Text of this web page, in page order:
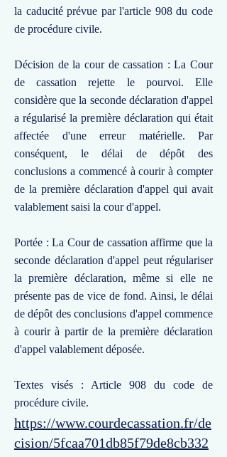
la caducité prévue par l'article 908 du code
de procédure civile.
Décision de la cour de cassation : La Cour
de cassation rejette le pourvoi. Elle
considère que la seconde déclaration d'appel
a régularisé la première déclaration qui était
affectée d'une erreur matérielle. Par
conséquent, le délai de dépôt des
conclusions a commencé à courir à compter
de la première déclaration d'appel qui avait
valablement saisi la cour d'appel.
Portée : La Cour de cassation affirme que la
seconde déclaration d'appel peut régulariser
la première déclaration, même si elle ne
présente pas de vice de fond. Ainsi, le délai
de dépôt des conclusions d'appel commence
à courir à partir de la première déclaration
d'appel valablement déposée.
Textes visés : Article 908 du code de
procédure civile.
https://www.courdecassation.fr/de
cision/5fcaa701db85f79de8cb332